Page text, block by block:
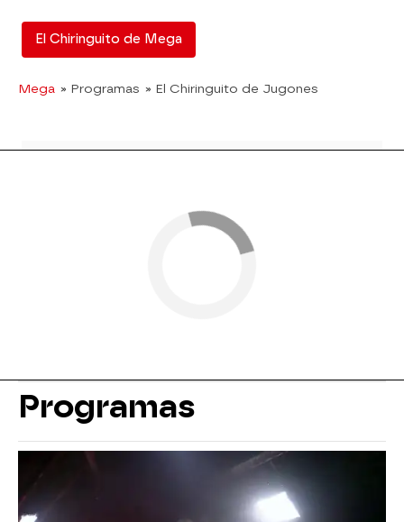
El Chiringuito de Mega
Mega » Programas » El Chiringuito de Jugones
Programas